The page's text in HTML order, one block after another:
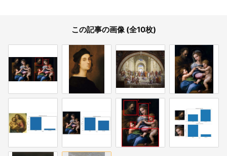
この記事の画像 (全10枚)